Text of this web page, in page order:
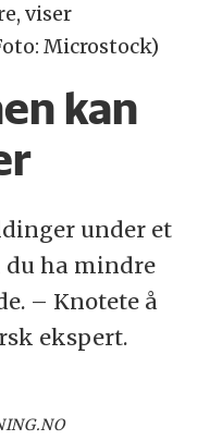
viser
Microstock)
kan
under et
ha mindre
– Knotete å
ekspert.